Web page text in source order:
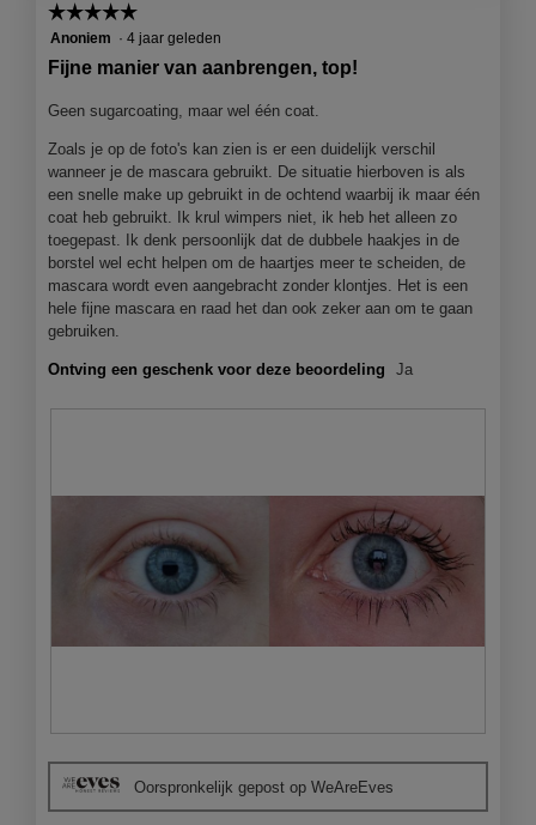
☆☆☆☆☆
☆☆☆☆☆
5
sterren.
Anoniem · 4 jaar geleden
Fijne manier van aanbrengen, top!
Geen sugarcoating, maar wel één coat.
Zoals je op de foto's kan zien is er een duidelijk verschil
wanneer je de mascara gebruikt. De situatie hierboven is als
een snelle make up gebruikt in de ochtend waarbij ik maar één
coat heb gebruikt. Ik krul wimpers niet, ik heb het alleen zo
toegepast. Ik denk persoonlijk dat de dubbele haakjes in de
borstel wel echt helpen om de haartjes meer te scheiden, de
mascara wordt even aangebracht zonder klontjes. Het is een
hele fijne mascara en raad het dan ook zeker aan om te gaan
gebruiken.
Ontving een geschenk voor deze beoordeling Ja
e
o
o
o
Oorspronkelijk gepost op WeAreEves